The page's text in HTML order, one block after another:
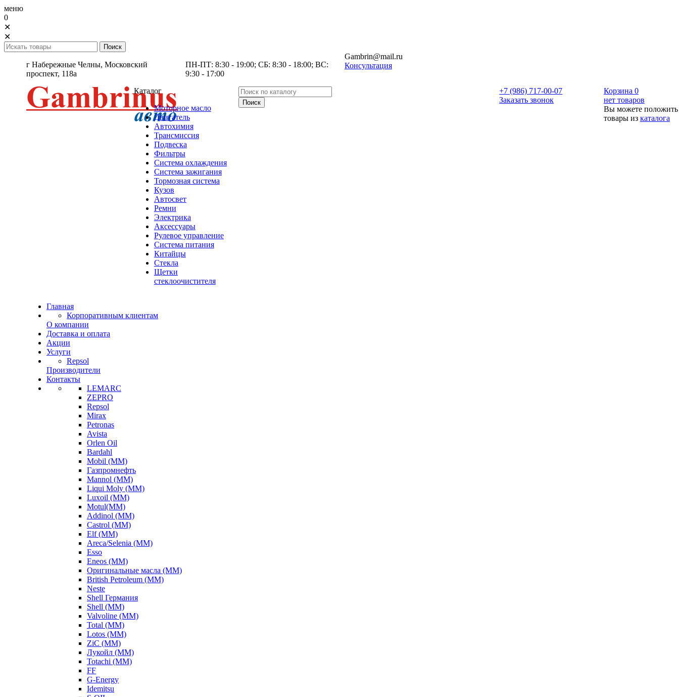
меню
0
✕
✕
г Набережные Челны, Московский
проспект, 118а
ПН-ПТ: 8:30 - 19:00; СБ: 8:30 - 18:00; ВС:
9:30 - 17:00
Gambrin@mail.ru
Консультация
Каталог
Моторное масло
Двигатель
Автохимия
Трансмиссия
Подвеска
Фильтры
Система охлаждения
Система зажигания
Тормозная система
Кузов
Автосвет
Ремни
Электрика
Аксессуары
Рулевое управление
Система питания
Китайцы
Стекла
Щетки
стеклоочистителя
+7 (986) 717-00-07
Заказать звонок
Корзина 0
нет товаров
Вы можете положить
товары из каталога
Главная
Корпоративным клиентам
О компании
Доставка и оплата
Акции
Услуги
Repsol
Производители
Контакты
LEMARC
ZEPRO
Repsol
Mirax
Petronas
Avista
Orlen Oil
Bardahl
Mobil (ММ)
Газпромнефть
Mannol (ММ)
Liqui Moly (ММ)
Luxoil (ММ)
Motul(ММ)
Addinol (ММ)
Castrol (ММ)
Elf (ММ)
Areca/Selenia (ММ)
Esso
Eneos (ММ)
Оригинальные масла (ММ)
British Petroleum (ММ)
Neste
Shell Германия
Shell (ММ)
Valvoline (ММ)
Total (ММ)
Lotos (ММ)
ZiC (ММ)
Лукойл (ММ)
Totachi (MM)
FF
G-Energy
Idemitsu